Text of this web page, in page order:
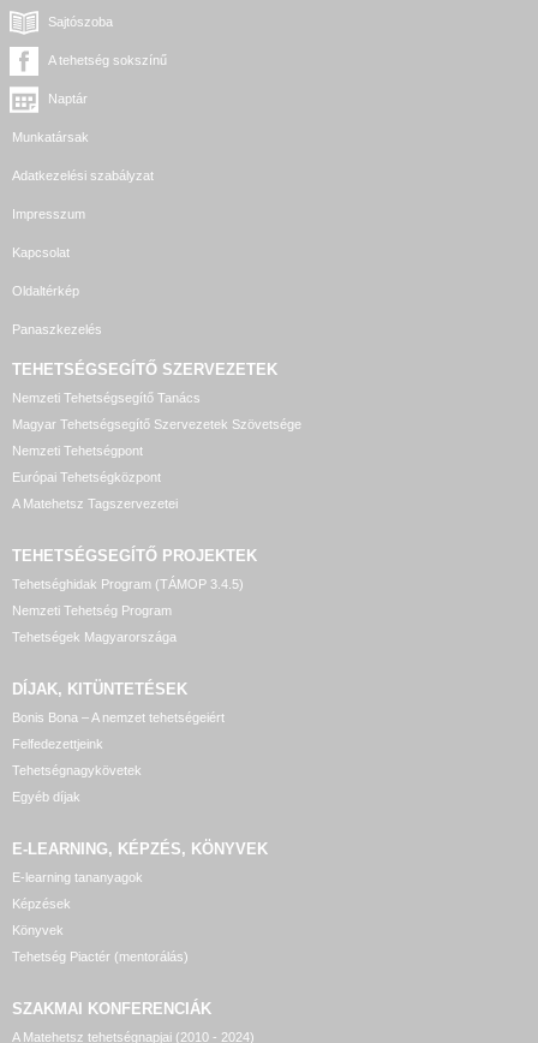
Sajtószoba
A tehetség sokszínű
Naptár
Munkatársak
Adatkezelési szabályzat
Impresszum
Kapcsolat
Oldaltérkép
Panaszkezelés
TEHETSÉGSEGÍTŐ SZERVEZETEK
Nemzeti Tehetségsegítő Tanács
Magyar Tehetségsegítő Szervezetek Szövetsége
Nemzeti Tehetségpont
Európai Tehetségközpont
A Matehetsz Tagszervezetei
TEHETSÉGSEGÍTŐ PROJEKTEK
Tehetséghidak Program (TÁMOP 3.4.5)
Nemzeti Tehetség Program
Tehetségek Magyarországa
DÍJAK, KITÜNTETÉSEK
Bonis Bona – A nemzet tehetségeiért
Felfedezettjeink
Tehetségnagykövetek
Egyéb díjak
E-LEARNING, KÉPZÉS, KÖNYVEK
E-learning tananyagok
Képzések
Könyvek
Tehetség Piactér (mentorálás)
SZAKMAI KONFERENCIÁK
A Matehetsz tehetségnapjai (2010 - 2024)